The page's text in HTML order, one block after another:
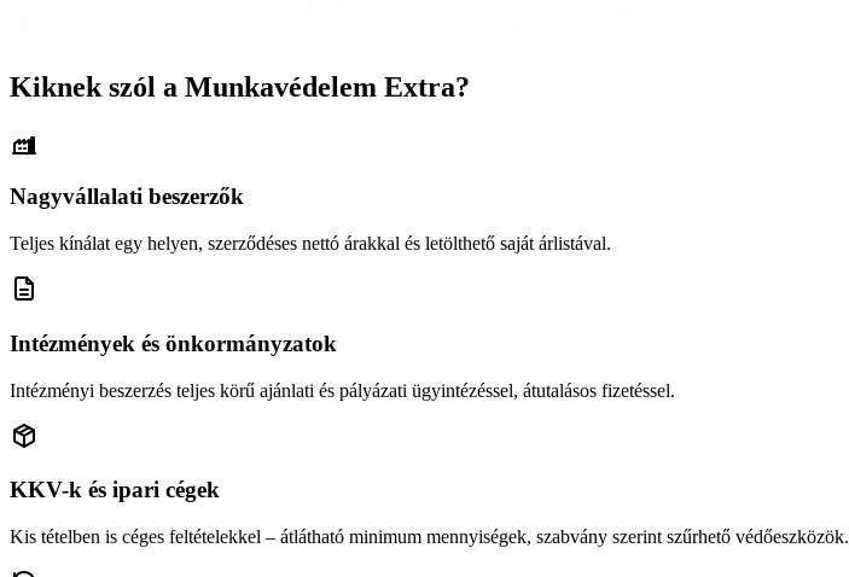
Kiknek szól a Munkavédelem Extra?
Nagyvállalati beszerzők
Teljes kínálat egy helyen, szerződéses nettó árakkal és letölthető saját árlistával.
Intézmények és önkormányzatok
Intézményi beszerzés teljes körű ajánlati és pályázati ügyintézéssel, átutalásos fizetéssel.
KKV-k és ipari cégek
Kis tételben is céges feltételekkel – átlátható minimum mennyiségek, szabvány szerint szűrhető védőeszközök.